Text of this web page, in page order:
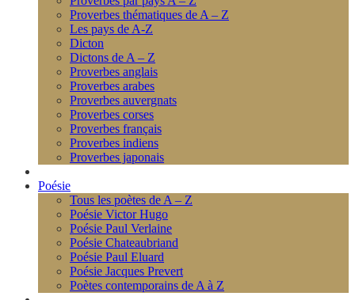
Proverbes thématiques de A – Z
Les pays de A-Z
Dicton
Dictons de A – Z
Proverbes anglais
Proverbes arabes
Proverbes auvergnats
Proverbes corses
Proverbes français
Proverbes indiens
Proverbes japonais
Poésie
Tous les poètes de A – Z
Poésie Victor Hugo
Poésie Paul Verlaine
Poésie Chateaubriand
Poésie Paul Eluard
Poésie Jacques Prevert
Poètes contemporains de A à Z